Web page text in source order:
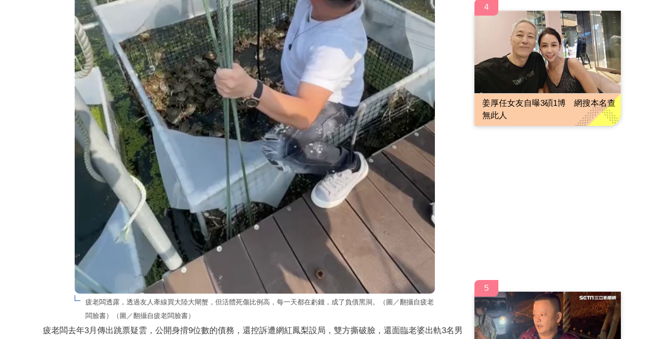
疲老闆透露，透過友人牽線買大陸大閘蟹，但活體死傷比例高，每一天都在虧錢，成了負債黑洞。（圖／翻攝自疲老
闆臉書）（圖／翻攝自疲老闆臉書）
疲老闆去年3月傳出跳票疑雲，公開身揹9位數的債務，還控訴遭網紅鳳梨設局，雙方撕破臉，還面臨老婆出軌3名男
4
姜厚任女友自曝3碩1博 網搜本名查
無此人
5